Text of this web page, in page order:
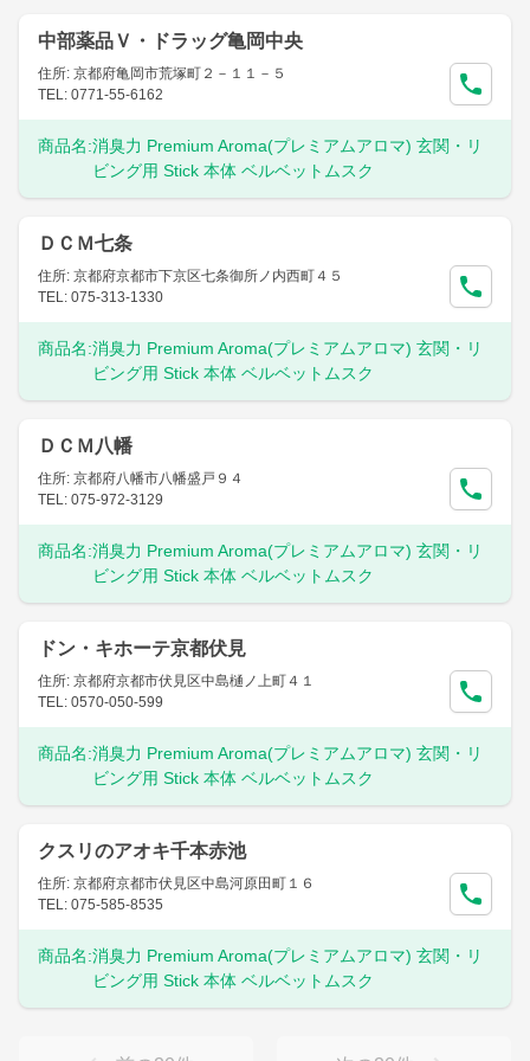
中部薬品Ｖ・ドラッグ亀岡中央
住所: 京都府亀岡市荒塚町２－１１－５
TEL: 0771-55-6162
商品名:消臭力 Premium Aroma(プレミアムアロマ) 玄関・リ
ビング用 Stick 本体 ベルベットムスク
ＤＣＭ七条
住所: 京都府京都市下京区七条御所ノ内西町４５
TEL: 075-313-1330
商品名:消臭力 Premium Aroma(プレミアムアロマ) 玄関・リ
ビング用 Stick 本体 ベルベットムスク
ＤＣＭ八幡
住所: 京都府八幡市八幡盛戸９４
TEL: 075-972-3129
商品名:消臭力 Premium Aroma(プレミアムアロマ) 玄関・リ
ビング用 Stick 本体 ベルベットムスク
ドン・キホーテ京都伏見
住所: 京都府京都市伏見区中島樋ノ上町４１
TEL: 0570-050-599
商品名:消臭力 Premium Aroma(プレミアムアロマ) 玄関・リ
ビング用 Stick 本体 ベルベットムスク
クスリのアオキ千本赤池
住所: 京都府京都市伏見区中島河原田町１６
TEL: 075-585-8535
商品名:消臭力 Premium Aroma(プレミアムアロマ) 玄関・リ
ビング用 Stick 本体 ベルベットムスク